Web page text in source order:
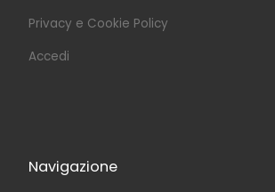
Privacy e Cookie Policy
Accedi
Navigazione